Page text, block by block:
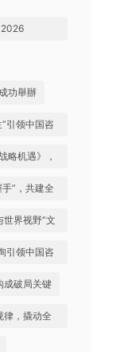
功舉辦
引领中国咨
略机遇》，
”，共建全
界视野“文
引领中国咨
成破局关键
律，撬动全